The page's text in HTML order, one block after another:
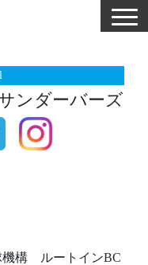
ンダーバーズ
機構 ルートインBC